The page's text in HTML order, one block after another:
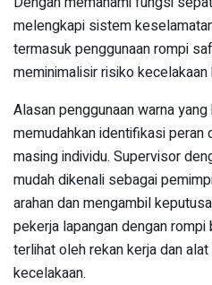
melengkapi sistem
termasuk penggunaan rompi
meminimalisir risiko kecelakaan
Alasan penggunaan warna
memudahkan identifikasi peran
masing individu. Supervisor
mudah dikenali sebagai
arahan dan mengambil
pekerja lapangan dengan
terlihat oleh rekan kerja dan
kecelakaan.